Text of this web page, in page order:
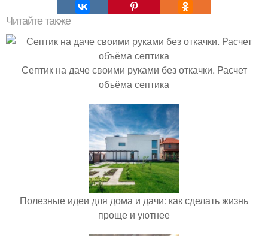
Читайте также
Септик на даче своими руками без откачки. Расчет
объёма септика
Полезные идеи для дома и дачи: как сделать жизнь
проще и уютнее